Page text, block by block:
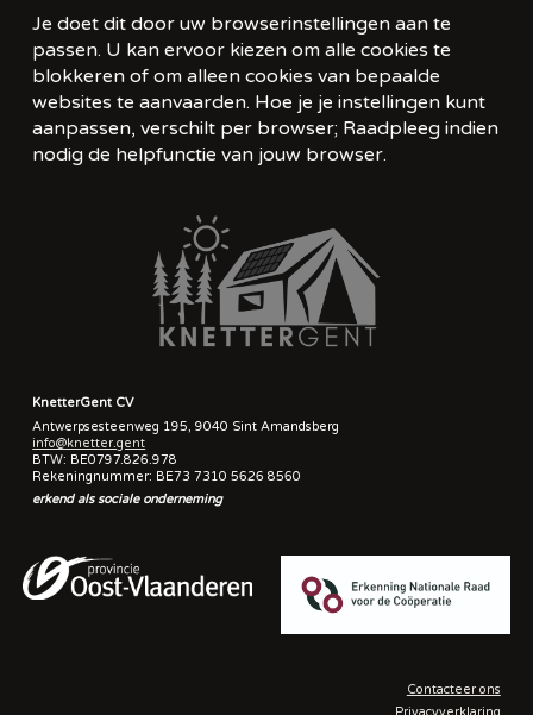
Je doet dit door uw browserinstellingen aan te
passen. U kan ervoor kiezen om alle cookies te
blokkeren of om alleen cookies van bepaalde
websites te aanvaarden. Hoe je je instellingen kunt
aanpassen, verschilt per browser; Raadpleeg indien
nodig de helpfunctie van jouw browser.
KnetterGent CV
Antwerpsesteenweg 195, 9040 Sint Amandsberg
info@knetter.gent
BTW: BE0797.826.978
Rekeningnummer: BE73 7310 5626 8560
erkend als sociale onderneming
Contacteer ons